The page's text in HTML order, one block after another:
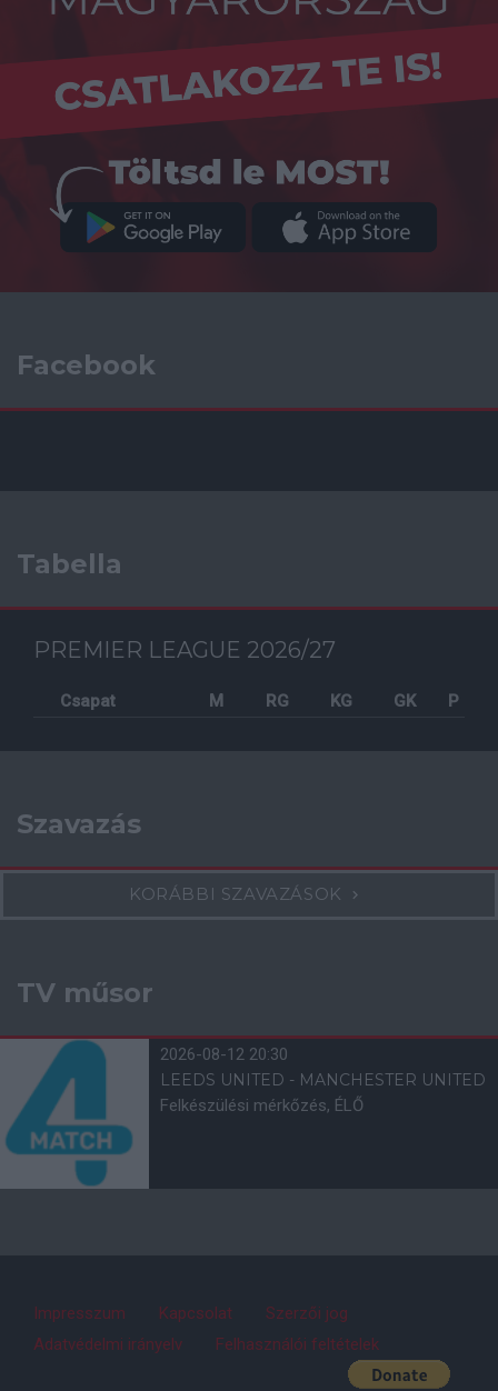
Facebook
Tabella
PREMIER LEAGUE 2026/27
Csapat M RG KG GK P
Szavazás
KORÁBBI SZAVAZÁSOK
TV műsor
2026-08-12 20:30
LEEDS UNITED - MANCHESTER UNITED
Felkészülési mérkőzés, ÉLŐ
Impresszum Kapcsolat
Szerzői jog
Adatvédelmi irányelv
Felhasználói feltételek